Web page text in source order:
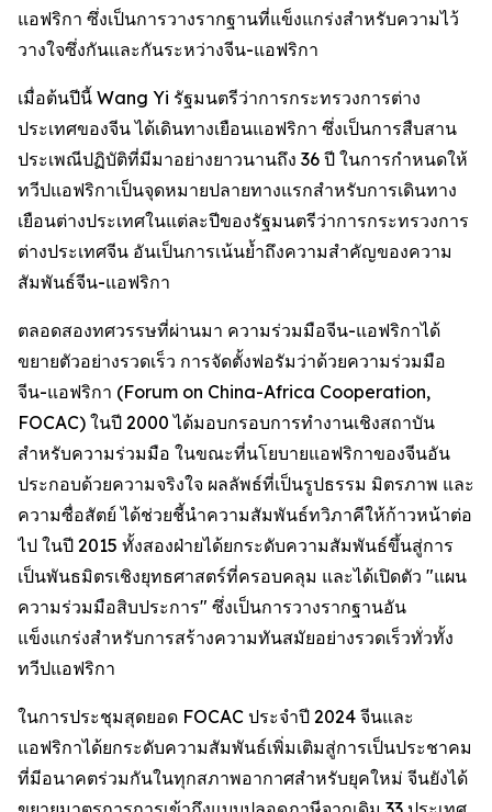
แอฟริกา ซึ่งเป็นการวางรากฐานที่แข็งแกร่งสำหรับความไว้
วางใจซึ่งกันและกันระหว่างจีน-แอฟริกา
เมื่อต้นปีนี้ Wang Yi รัฐมนตรีว่าการกระทรวงการต่าง
ประเทศของจีน ได้เดินทางเยือนแอฟริกา ซึ่งเป็นการสืบสาน
ประเพณีปฏิบัติที่มีมาอย่างยาวนานถึง 36 ปี ในการกำหนดให้
ทวีปแอฟริกาเป็นจุดหมายปลายทางแรกสำหรับการเดินทาง
เยือนต่างประเทศในแต่ละปีของรัฐมนตรีว่าการกระทรวงการ
ต่างประเทศจีน อันเป็นการเน้นย้ำถึงความสำคัญของความ
สัมพันธ์จีน-แอฟริกา
ตลอดสองทศวรรษที่ผ่านมา ความร่วมมือจีน-แอฟริกาได้
ขยายตัวอย่างรวดเร็ว การจัดตั้งฟอรัมว่าด้วยความร่วมมือ
จีน-แอฟริกา (Forum on China-Africa Cooperation,
FOCAC) ในปี 2000 ได้มอบกรอบการทำงานเชิงสถาบัน
สำหรับความร่วมมือ ในขณะที่นโยบายแอฟริกาของจีนอัน
ประกอบด้วยความจริงใจ ผลลัพธ์ที่เป็นรูปธรรม มิตรภาพ และ
ความซื่อสัตย์ ได้ช่วยชี้นำความสัมพันธ์ทวิภาคีให้ก้าวหน้าต่อ
ไป ในปี 2015 ทั้งสองฝ่ายได้ยกระดับความสัมพันธ์ขึ้นสู่การ
เป็นพันธมิตรเชิงยุทธศาสตร์ที่ครอบคลุม และได้เปิดตัว "แผน
ความร่วมมือสิบประการ" ซึ่งเป็นการวางรากฐานอัน
แข็งแกร่งสำหรับการสร้างความทันสมัยอย่างรวดเร็วทั่วทั้ง
ทวีปแอฟริกา
ในการประชุมสุดยอด FOCAC ประจำปี 2024 จีนและ
แอฟริกาได้ยกระดับความสัมพันธ์เพิ่มเติมสู่การเป็นประชาคม
ที่มีอนาคตร่วมกันในทุกสภาพอากาศสำหรับยุคใหม่ จีนยังได้